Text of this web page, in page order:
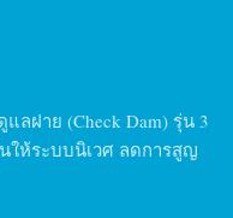
ลฝาย (Check Dam) รุ่น 3
ห้ระบบนิเวศ ลดการสูญ